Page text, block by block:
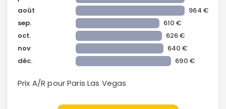
août
964 €
sep.
610 €
oct.
626 €
nov
640 €
déc.
690 €
Prix A/R pour Paris Las Vegas